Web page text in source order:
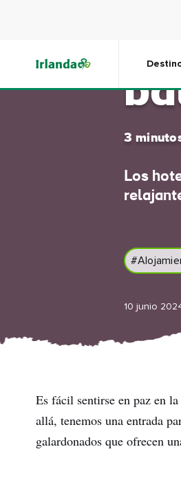
6
3
Los
10 junio
Es fácil sentirse en paz en
allá, tenemos una entrada
galardonados que ofrecen